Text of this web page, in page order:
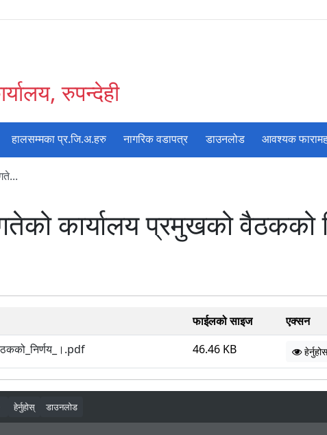
रुपन्देही
हालसम्मका प्र.जि.अ.हरु नागरिक वडापत्र डाउनलोड आवश्यक
कार्यालय प्रमुखको वैठकको
फाईलको साइज
एक्सन
46.46 KB हेर्नुहोस